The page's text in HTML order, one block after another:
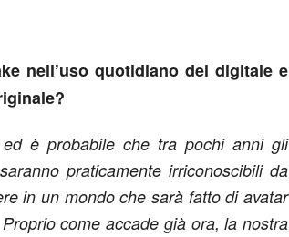
nell’uso quotidiano del digitale e
è probabile che tra pochi anni gli
praticamente irriconoscibili da
in un mondo che sarà fatto di avatar
come accade già ora, la nostra